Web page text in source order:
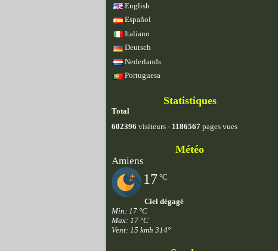
English
Español
Italiano
Deutsch
Nederlands
Portuguesa
Statistiques
Total
602396 visiteurs - 1186567 pages vues
Météo
Amiens
17 °C
Ciel dégagé
Min: 17 °C
Max: 17 °C
Vent: 15 kmh 314°